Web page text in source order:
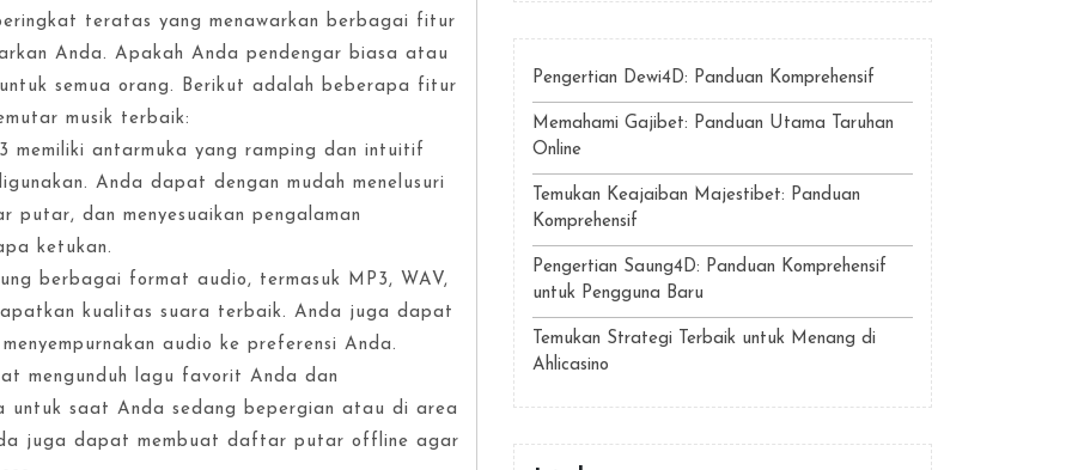
teratas yang menawarkan berbagai fitur
Anda. Apakah Anda pendengar biasa atau
semua orang. Berikut adalah beberapa fitur
musik terbaik:
memiliki antarmuka yang ramping dan intuitif
Anda dapat dengan mudah menelusuri
putar, dan menyesuaikan pengalaman
ketukan.
berbagai format audio, termasuk MP3, WAV,
kualitas suara terbaik. Anda juga dapat
audio ke preferensi Anda.
mengunduh lagu favorit Anda dan
untuk saat Anda sedang bepergian atau di area
juga dapat membuat daftar putar offline agar
Pengertian Dewi4D: Panduan Komprehensif
Memahami Gajibet: Panduan Utama Taruhan
Online
Temukan Keajaiban Majestibet: Panduan
Komprehensif
Pengertian Saung4D: Panduan Komprehensif
untuk Pengguna Baru
Temukan Strategi Terbaik untuk Menang di
Ahlicasino